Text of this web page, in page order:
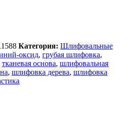
Категория: Шлифовальные
оксид, грубая шлифовка,
тканевая основа, шлифовальная
, шлифовка дерева, шлифовка